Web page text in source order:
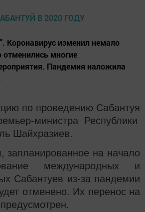
Коронавирус изменил немало
отменились многие
Пандемия наложила
по проведению Сабантуя
министра Республики
Шайхразиев.
запланированное на начало
международных и
Сабантуев из-за пандемии
отменено. Их перенос на